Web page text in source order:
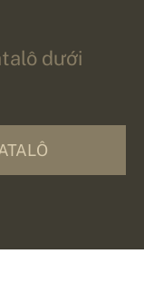
dưới